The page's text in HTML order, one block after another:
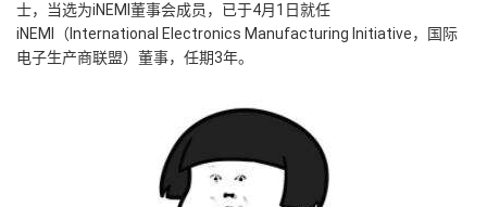
士，当选为iNEMI董事会成员， 已于4月1日就任
iNEMI（International Electronics Manufacturing Initiative，国际
电子生产商联盟）董事，任期3年。